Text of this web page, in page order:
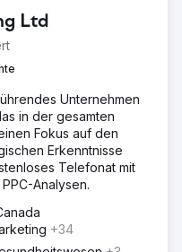
Ltd
Unternehmen
in der gesamten
Fokus auf den
Erkenntnisse
Telefonat mit
Analysen.
+34